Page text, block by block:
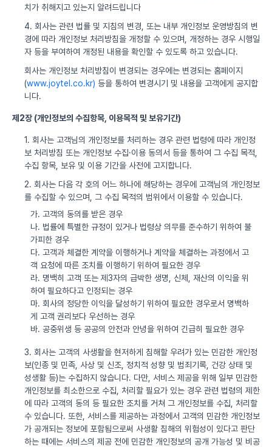
치가 취해지고 있는지 알려드립니다
4. 회사는 관련 법률 및 지침의 변경, 또는 내부 개인정보 운영방침의 변
경에 따라 개인정보 처리방침을 개정할 수 있으며, 개정하는 경우 시행일
자 등을 부여하여 개정된 내용을 확인할 수 있도록 하고 있습니다.
회사는 개인정보 처리방침이 변경되는 경우에는 변경되는 홈페이지
(www.joytel.co.kr) 등을 통하여 변경시기 및 내용을 고객에게 공지합
니다.
제2장 (개인정보의 수집항목, 이용목적 및 보유기간)
1. 회사는 고객님의 개인정보를 처리하는 경우 관련 법령에 따라 개인정
보 처리방침 또는 개인정보 수집·이용 동의서 등을 통하여 그 수집 목적,
수집 항목, 보유 및 이용 기간을 사전에 고지합니다.
2. 회사는 다음 각 호의 어느 하나에 해당하는 경우에 고객님의 개인정보
를 수집할 수 있으며, 그 수집 목적의 범위에서 이용할 수 있습니다.
가. 고객의 동의를 받은 경우
나. 법률에 특별한 규정이 있거나 법령상 의무를 준수하기 위하여 불
가피한 경우
다. 고객과 체결한 계약을 이행하거나 계약을 체결하는 과정에서 고
객 요청에 따른 조치를 이행하기 위하여 필요한 경우
라. 명백히 고객 또는 제3자의 급박한 생명, 신체, 재산의 이익을 위
하여 필요하다고 인정되는 경우
마. 회사의 정당한 이익을 달성하기 위하여 필요한 경우로서 명백하
게 고객 권리보다 우선하는 경우
바. 공중위생 등 공공의 안전과 안녕을 위하여 긴급히 필요한 경우
3. 회사는 고객의 사생활을 현저하게 침해할 우려가 있는 민감한 개인정
보(인종 및 민족, 사상 및 신조, 정치적 성향 및 범죄기록, 건강 상태 및
성생활 등)는 수집하지 않습니다. 다만, 서비스 제공을 위해 일부 민감한
개인정보를 최소한으로 수집, 처리할 필요가 있는 경우 관련 법령의 제한
에 따라 고객의 동의 등 필요한 조치를 거쳐 그 개인정보를 수집, 처리할
수 있습니다. 또한, 서비스를 제공하는 과정에서 고객의 민감한 개인정보
가 공개되는 정보에 포함됨으로써 사생활 침해의 위험성이 있다고 판단
하는 때에는 서비스의 제공 전에 민감한 개인정보의 공개 가능성 및 비공